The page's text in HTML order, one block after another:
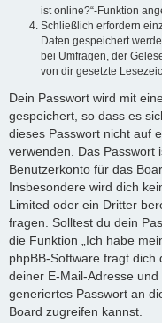
ist online?“-Funktion
Schließlich erfordern
Daten gespeichert
bei Umfragen, der
von dir gesetzte
Dein Passwort wird mit
gespeichert, so dass es
dieses Passwort nicht auf
verwenden. Das Passwort
Benutzerkonto für das
Insbesondere wird dich
Limited oder ein Dritter
fragen. Solltest du dein
die Funktion „Ich habe
phpBB-Software fragt
deiner E-Mail-Adresse
generiertes Passwort an
Board zugreifen kannst.